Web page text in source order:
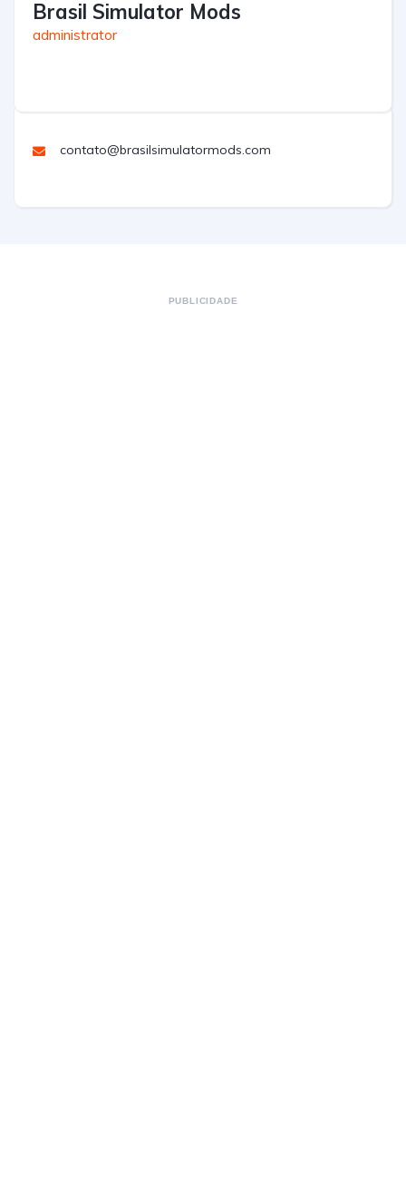
Brasil Simulator Mods
administrator
contato@brasilsimulatormods.com
PUBLICIDADE